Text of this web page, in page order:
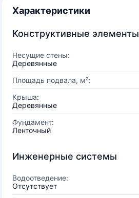
Характеристики
Конструктивные элементы
Несущие стены:
Деревянные
Площадь подвала, м²:
Крыша:
Деревянные
Фундамент:
Ленточный
Инженерные системы
Водоотведение:
Отсутствует